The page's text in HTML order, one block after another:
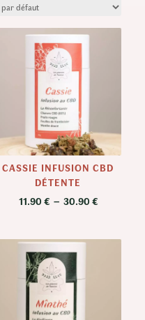
CASSIE INFUSION CBD
DÉTENTE
11.90 € – 30.90 €Plage
11.90 €